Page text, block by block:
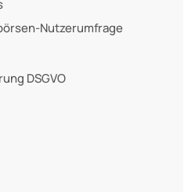
Nutzerumfrage
DSGVO